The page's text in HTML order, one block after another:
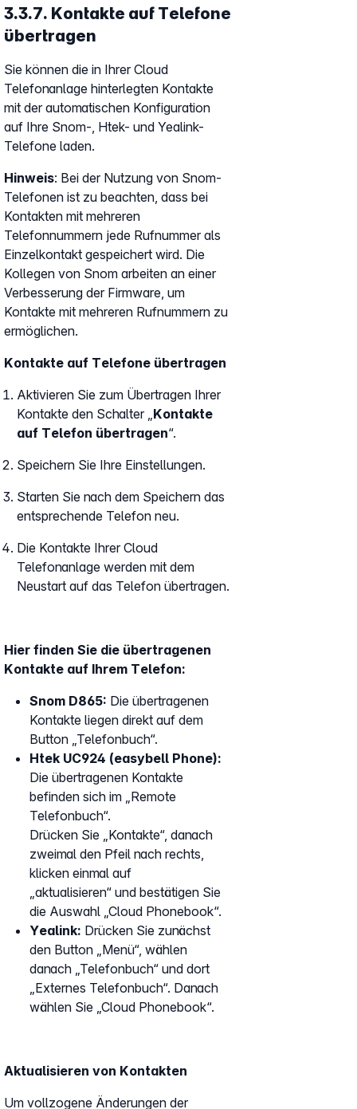
3.3.7. Kontakte auf Telefone
übertragen
Sie können die in Ihrer Cloud
Telefonanlage hinterlegten Kontakte
mit der automatischen Konfiguration
auf Ihre Snom-, Htek- und Yealink-
Telefone laden.
Hinweis: Bei der Nutzung von Snom-
Telefonen ist zu beachten, dass bei
Kontakten mit mehreren
Telefonnummern jede Rufnummer als
Einzelkontakt gespeichert wird. Die
Kollegen von Snom arbeiten an einer
Verbesserung der Firmware, um
Kontakte mit mehreren Rufnummern zu
ermöglichen.
Kontakte auf Telefone übertragen
Aktivieren Sie zum Übertragen Ihrer
Kontakte den Schalter „Kontakte
auf Telefon übertragen“.
Speichern Sie Ihre Einstellungen.
Starten Sie nach dem Speichern das
entsprechende Telefon neu.
Die Kontakte Ihrer Cloud
Telefonanlage werden mit dem
Neustart auf das Telefon übertragen.
Hier finden Sie die übertragenen
Kontakte auf Ihrem Telefon:
Snom D865: Die übertragenen
Kontakte liegen direkt auf dem
Button „Telefonbuch“.
Htek UC924 (easybell Phone):
Die übertragenen Kontakte
befinden sich im „Remote
Telefonbuch“.
Drücken Sie „Kontakte“, danach
zweimal den Pfeil nach rechts,
klicken einmal auf
„aktualisieren“ und bestätigen Sie
die Auswahl „Cloud Phonebook“.
Yealink: Drücken Sie zunächst
den Button „Menü“, wählen
danach „Telefonbuch“ und dort
„Externes Telefonbuch“. Danach
wählen Sie „Cloud Phonebook“.
Aktualisieren von Kontakten
Um vollzogene Änderungen der